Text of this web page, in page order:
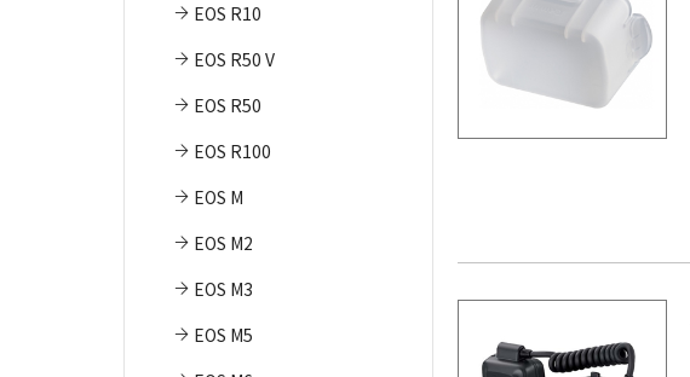
EOS R10
EOS R50 V
EOS R50
EOS R100
EOS M
EOS M2
EOS M3
EOS M5